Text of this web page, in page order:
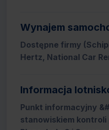
Wynajem
Dostępne firmy
Hertz, National Car
Informacja
Punkt informacyjny
stanowiskiem